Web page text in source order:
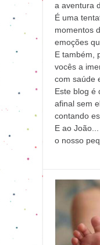
a aventura
É uma
momentos
emoções
E também,
vocês a
com saúde
Este blog é
afinal sem
contando
E ao João...
o nosso